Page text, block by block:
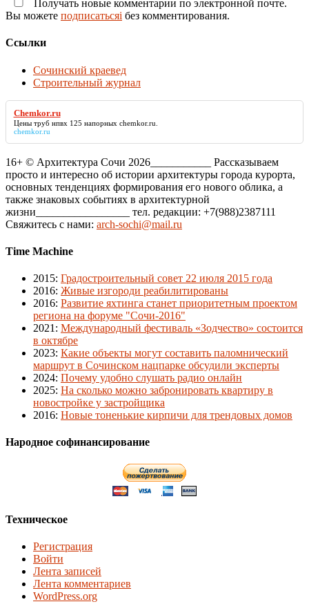
Получать новые комментарии по электронной почте.
Вы можете подписатьсяi без комментирования.
Ссылки
Сочинский краевед
Строительный журнал
Chemkor.ru
Цены труб нпвх 125 напорных chemkor.ru
chemkor.ru
16+ © Архитектура Сочи 2026___________ Рассказываем
просто и интересно об истории архитектуры города курорта,
основных тенденциях формирования его нового облика, а
также знаковых событиях в архитектурной
жизни_________________ тел. редакции: +7(988)2387111
Свяжитесь с нами: arch-sochi@mail.ru
Time Machine
2015: Градостроительный совет 22 июля 2015 года
2016: Живые изгороди реабилитированы
2016: Развитие яхтинга станет приоритетным проектом
региона на форуме "Сочи-2016"
2021 : Международный фестиваль «Зодчество» состоится
в октябре
2023: Какие объекты могут составить паломнический
маршрут в Сочинском нацпарке обсудили эксперты
2024: Почему удобно слушать радио онлайн
2025: На сколько можно забронировать квартиру в
новостройке у застройщика
2016: Новые тоненькие кирпичи для трендовых домов
Народное софинансирование
Техническое
Регистрация
Войти
Лента записей
Лента комментариев
WordPress.org